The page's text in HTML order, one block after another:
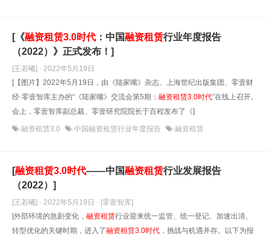
[《融资租赁3.0时代 ：中国融资租赁行业年度报告
（2022）》正式发布！]
[王若曦] · 2022年5月19日
[【图片】2022年5月19日，由《陆家嘴》杂志、上海世纪出版集团、零壹财
经·零壹智库主办的“《陆家嘴》交流会第5期： 融资租赁3.0时代”在线上召开。
会上，零壹智库副总裁、零壹研究院院长于百程发布了《]
融资租赁3.0 中国融资租赁行业年度报告 融资租赁
[融资租赁3.0时代——中国融资租赁行业发展报告
（2022）]
[王若曦] · 2022年5月19日 · [零壹智库]
[外部环境的急剧变化， 融资租赁行业迎来统一监管、统一登记、加速出清、
转型优化的关键时期，进入了融资租赁3.0时代 ，挑战与机遇并存。以下为报